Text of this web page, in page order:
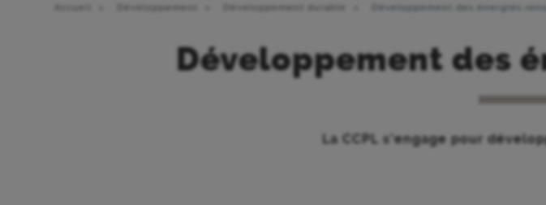
Développement des énergies
Développement des
La CCPL s’engage pour